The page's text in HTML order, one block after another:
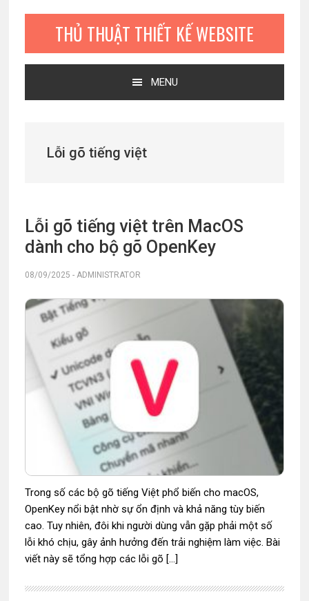
THỦ THUẬT THIẾT KẾ WEBSITE
MENU
Lỗi gõ tiếng việt
Lỗi gõ tiếng việt trên MacOS
dành cho bộ gõ OpenKey
08/09/2025 - ADMINISTRATOR
Trong số các bộ gõ tiếng Việt phổ biến cho macOS,
OpenKey nổi bật nhờ sự ổn định và khả năng tùy biến
cao. Tuy nhiên, đôi khi người dùng vẫn gặp phải một số
lỗi khó chịu, gây ảnh hưởng đến trải nghiệm làm việc. Bài
viết này sẽ tổng hợp các lỗi gõ […]